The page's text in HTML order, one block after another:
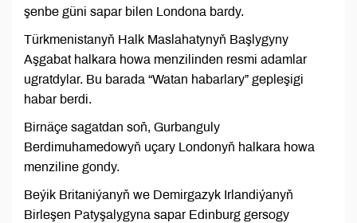
şenbe güni sapar bilen Londona bardy.
Türkmenistanyň Halk Maslahatynyň Başlygyny
Aşgabat halkara howa menzilinden resmi adamlar
ugratdylar. Bu barada “Watan habarlary” gepleşigi
habar berdi.
Birnäçe sagatdan soň, Gurbanguly
Berdimuhamedowyň uçary Londonyň halkara howa
menziline gondy.
Beýik Britaniýanyň we Demirgazyk Irlandiýanyň
Birleşen Patyşalygyna sapar Edinburg gersogy